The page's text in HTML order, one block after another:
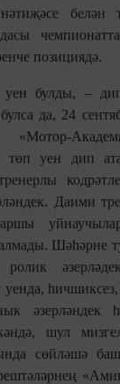
белән
позициядә.
уен булды, –
да, 24
төп уен дип
Даими
Шәһәрне
ролик
әзерләндек
шул
сөйләшә